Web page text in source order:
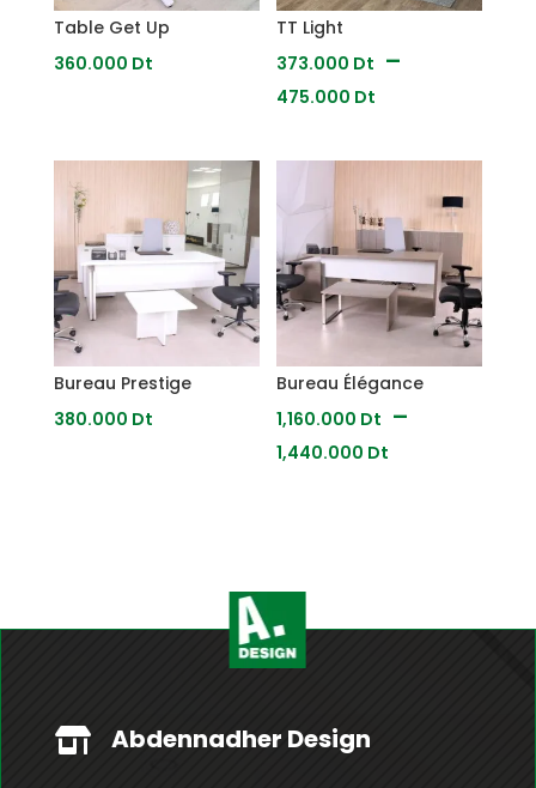
Table Get Up
360.000 Dt
TT Light
373.000 Dt –
475.000 Dt
prix :
373.000
Dt
à
475.000
Dt
Bureau Prestige
380.000 Dt
Bureau Élégance
1,160.000 Dt –
1,440.000 Dt
 Abdennadher Design